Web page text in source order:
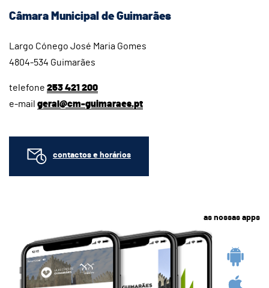
Câmara Municipal de Guimarães
Largo Cónego José Maria Gomes
4804-534 Guimarães
telefone 253 421 200
e-mail geral@cm-guimaraes.pt
contactos e horários
as nossas apps